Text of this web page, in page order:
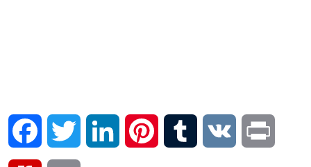
Facebook Twitter LinkedIn Pinterest Tumblr VK